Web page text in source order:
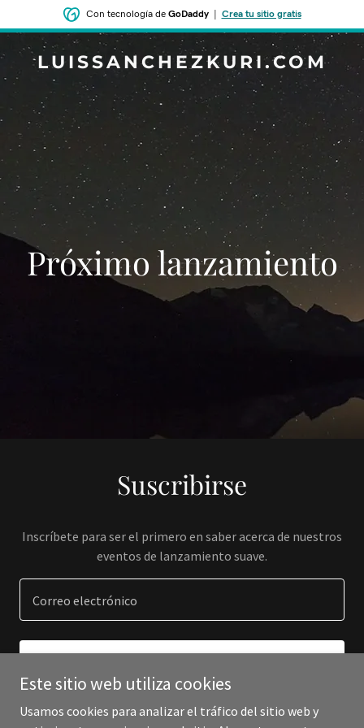
Con tecnología de GoDaddy| Crea tu sitio gratis
LUISSANCHEZKURI.COM
‌‌Próximo lanzamiento
Suscribirse
Inscríbete para ser el primero en saber acerca de nuestros
eventos de lanzamiento suave.
Correo electrónico
Este sitio web utiliza cookies
Usamos cookies para analizar el tráfico del sitio web y